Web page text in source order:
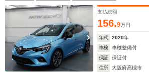
支払総額
156.9万円
年式 2020年
車検
車検整備付
保証
保証付
住所
大阪府高槻市